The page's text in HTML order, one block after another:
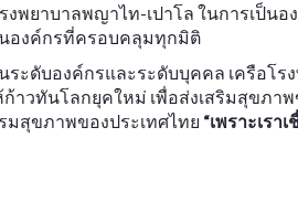
งพยาบาลพญาไท-เปาโล ในการเป็น
องค์กรที่ครอบคลุมทุกมิติ
ะดับองค์กรและระดับบุคคล เครือโร
วทันโลกยุคใหม่ เพื่อส่งเสริมสุขภา
มสุขภาพของประเทศไทย “เพราะเร